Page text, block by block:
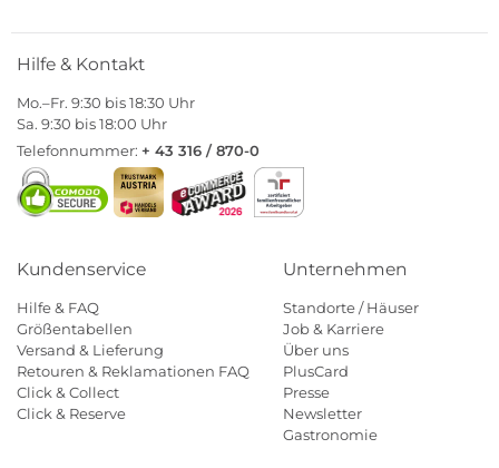
Hilfe & Kontakt
Mo.–Fr. 9:30 bis 18:30 Uhr
Sa. 9:30 bis 18:00 Uhr
Telefonnummer: + 43 316 / 870-0
Kundenservice
Hilfe & FAQ
Größentabellen
Versand & Lieferung
Retouren & Reklamationen FAQ
Click & Collect
Click & Reserve
Unternehmen
Standorte / Häuser
Job & Karriere
Über uns
PlusCard
Presse
Newsletter
Gastronomie